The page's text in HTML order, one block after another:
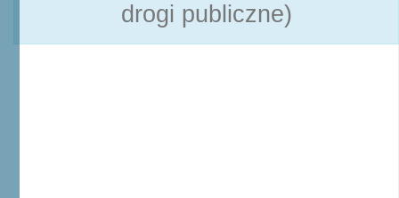
drogi publiczne)